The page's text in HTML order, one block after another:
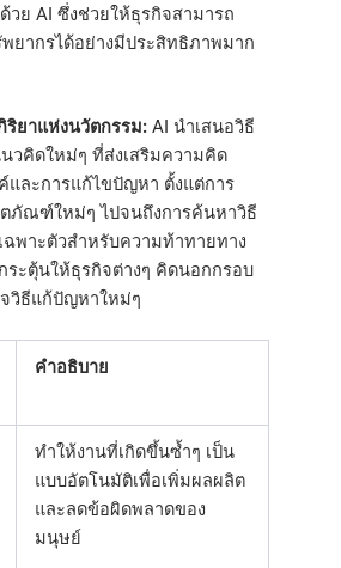
วย AI ซึ่งช่วยให้ธุรกิจสามารถ
ยากรได้อย่างมีประสิทธิภาพมาก
ริยาแห่งนวัตกรรม:AI นำเสนอวิธี
วคิดใหม่ๆ ที่ส่งเสริมความคิด
และการแก้ไขปัญหา ตั้งแต่การ
ภัณฑ์ใหม่ๆ ไปจนถึงการค้นหาวิธี
พาะตัวสำหรับความท้าทายทาง
ระตุ้นให้ธุรกิจต่างๆ คิดนอกกรอบ
วิธีแก้ปัญหาใหม่ๆ
คำอธิบาย
ทำให้งานที่เกิดขึ้นซ้ำๆ เป็น
แบบอัตโนมัติเพื่อเพิ่มผลผลิต
และลดข้อผิดพลาดของ
มนุษย์